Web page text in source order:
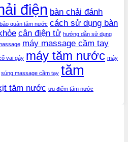
điện bàn chải đánh
bảo quản tăm nước cách sử dụng bàn
cân điện tử hướng dẫn sử dụng
máy massage cầm tay
vai gáy máy tăm nước máy
súng massage cầm tay tăm
tăm nước ưu điểm tăm nước